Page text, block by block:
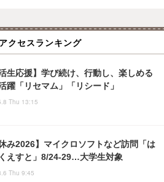
クセスランキング
活生応援】学び続け、行動し、楽しめる
躍「リセマム」「リシード」
Thu 13:15
休み2026】マイクロソフトなど訪問「は
えすと」8/24-29…大学生対象
Thu 9:45